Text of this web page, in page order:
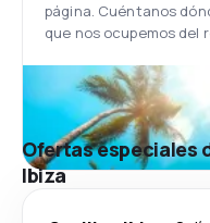
página. Cuéntanos
que nos ocupemos del
Ofertas especiales
Ibiza